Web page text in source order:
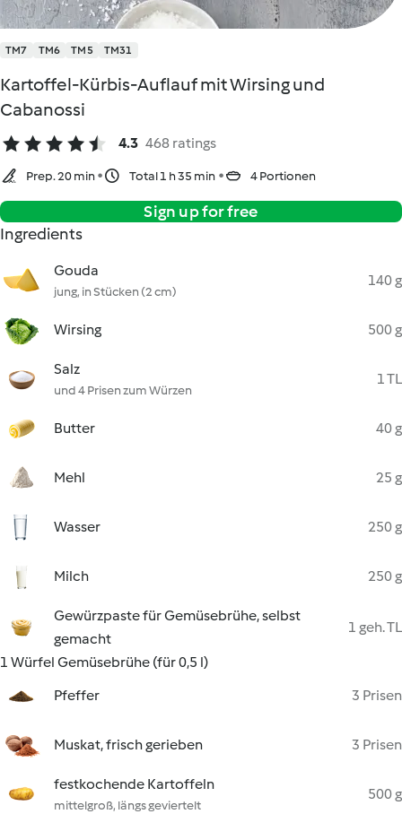
TM7 TM6 TM5 TM31
Kartoffel-Kürbis-Auflauf mit Wirsing und
Cabanossi
4.3 468 ratings
Prep. 20 min Total 1 h 35 min 4 Portionen
Sign up for free
Ingredients
Gouda
jung, in Stücken (2 cm)
140 g
Wirsing 500 g
Salz
und 4 Prisen zum Würzen
1 TL
Butter 40 g
Mehl 25 g
Wasser 250 g
Milch 250 g
Gewürzpaste für Gemüsebrühe, selbst
gemacht
1 geh. TL
1 Würfel Gemüsebrühe (für 0,5 l)
Pfeffer
3 Prisen
Muskat, frisch gerieben 3 Prisen
festkochende Kartoffeln
mittelgroß, längs geviertelt
500 g